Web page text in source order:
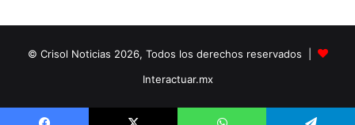
© Crisol Noticias 2026, Todos los derechos reservados |
Interactuar.mx